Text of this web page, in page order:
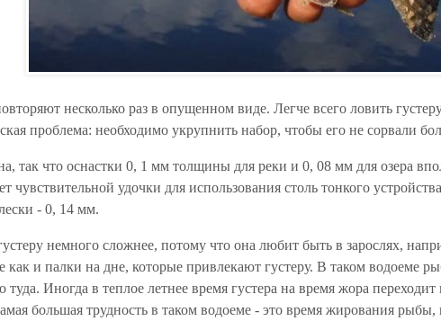
несколько раз в опущенном виде. Легче всего ловить
проблема: необходимо укрупнить набор, чтобы его не сорвали
так что оснастки 0, 1 мм толщины для реки и 0, 08 мм для озера
чувствительной удочки для использования столь тонкого
- 0, 14 мм.
немного сложнее, потому что она любит быть в зарослях,
как и палки на дне, которые привлекают густеру. В таком водоеме
Иногда в теплое летнее время густера на время жора
большая трудность в таком водоеме - это время жирования рыбы,